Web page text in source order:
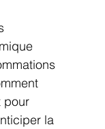
pour
la